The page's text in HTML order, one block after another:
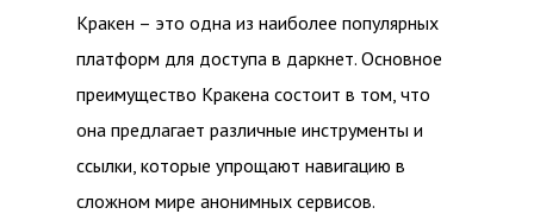
Кракен – это одна из наиболее популярных
платформ для доступа в даркнет. Основное
преимущество Кракена состоит в том, что
она предлагает различные инструменты и
ссылки, которые упрощают навигацию в
сложном мире анонимных сервисов.